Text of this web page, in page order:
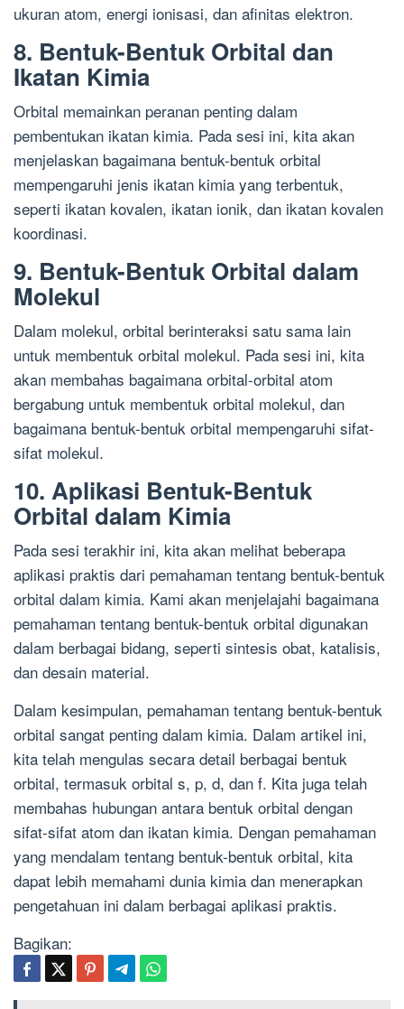
ukuran atom, energi ionisasi, dan afinitas elektron.
8. Bentuk-Bentuk Orbital dan
Ikatan Kimia
Orbital memainkan peranan penting dalam
pembentukan ikatan kimia. Pada sesi ini, kita akan
menjelaskan bagaimana bentuk-bentuk orbital
mempengaruhi jenis ikatan kimia yang terbentuk,
seperti ikatan kovalen, ikatan ionik, dan ikatan kovalen
koordinasi.
9. Bentuk-Bentuk Orbital dalam
Molekul
Dalam molekul, orbital berinteraksi satu sama lain
untuk membentuk orbital molekul. Pada sesi ini, kita
akan membahas bagaimana orbital-orbital atom
bergabung untuk membentuk orbital molekul, dan
bagaimana bentuk-bentuk orbital mempengaruhi sifat-
sifat molekul.
10. Aplikasi Bentuk-Bentuk
Orbital dalam Kimia
Pada sesi terakhir ini, kita akan melihat beberapa
aplikasi praktis dari pemahaman tentang bentuk-bentuk
orbital dalam kimia. Kami akan menjelajahi bagaimana
pemahaman tentang bentuk-bentuk orbital digunakan
dalam berbagai bidang, seperti sintesis obat, katalisis,
dan desain material.
Dalam kesimpulan, pemahaman tentang bentuk-bentuk
orbital sangat penting dalam kimia. Dalam artikel ini,
kita telah mengulas secara detail berbagai bentuk
orbital, termasuk orbital s, p, d, dan f. Kita juga telah
membahas hubungan antara bentuk orbital dengan
sifat-sifat atom dan ikatan kimia. Dengan pemahaman
yang mendalam tentang bentuk-bentuk orbital, kita
dapat lebih memahami dunia kimia dan menerapkan
pengetahuan ini dalam berbagai aplikasi praktis.
Bagikan: